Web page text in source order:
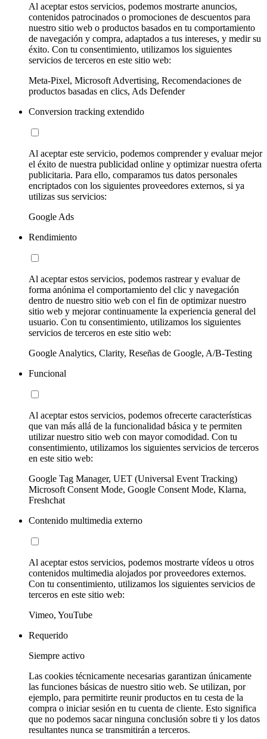
Al aceptar estos servicios, podemos mostrarte anuncios,
contenidos patrocinados o promociones de descuentos para
nuestro sitio web o productos basados en tu comportamiento
de navegación y compra, adaptados a tus intereses, y medir su
éxito. Con tu consentimiento, utilizamos los siguientes
servicios de terceros en este sitio web:
Meta-Pixel, Microsoft Advertising, Recomendaciones de
productos basadas en clics, Ads Defender
Conversion tracking extendido
Al aceptar este servicio, podemos comprender y evaluar mejor
el éxito de nuestra publicidad online y optimizar nuestra oferta
publicitaria. Para ello, comparamos tus datos personales
encriptados con los siguientes proveedores externos, si ya
utilizas sus servicios:
Google Ads
Rendimiento
Al aceptar estos servicios, podemos rastrear y evaluar de
forma anónima el comportamiento del clic y navegación
dentro de nuestro sitio web con el fin de optimizar nuestro
sitio web y mejorar continuamente la experiencia general del
usuario. Con tu consentimiento, utilizamos los siguientes
servicios de terceros en este sitio web:
Google Analytics, Clarity, Reseñas de Google, A/B-Testing
Funcional
Al aceptar estos servicios, podemos ofrecerte características
que van más allá de la funcionalidad básica y te permiten
utilizar nuestro sitio web con mayor comodidad. Con tu
consentimiento, utilizamos los siguientes servicios de terceros
en este sitio web:
Google Tag Manager, UET (Universal Event Tracking)
Microsoft Consent Mode, Google Consent Mode, Klarna,
Freshchat
Contenido multimedia externo
Al aceptar estos servicios, podemos mostrarte vídeos u otros
contenidos multimedia alojados por proveedores externos.
Con tu consentimiento, utilizamos los siguientes servicios de
terceros en este sitio web:
Vimeo, YouTube
Requerido
Siempre activo
Las cookies técnicamente necesarias garantizan únicamente
las funciones básicas de nuestro sitio web. Se utilizan, por
ejemplo, para permitirte reunir productos en tu cesta de la
compra o iniciar sesión en tu cuenta de cliente. Esto significa
que no podemos sacar ninguna conclusión sobre ti y los datos
resultantes nunca se transmitirán a terceros.